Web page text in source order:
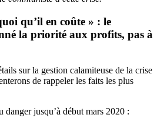
qu’il en coûte » : le
la priorité aux profits, pas à
sur la gestion calamiteuse de la crise
de rappeler les faits les plus
danger jusqu’à début mars 2020 :